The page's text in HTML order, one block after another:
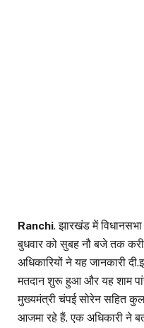
Ranchi. झारखंड में
बुधवार को सुबह नौ बजे तक
अधिकारियों ने यह जानकारी
मतदान शुरू हुआ और यह शाम
मुख्यमंत्री चंपई सोरेन सहित
आजमा रहे हैं. एक अधिकारी ने